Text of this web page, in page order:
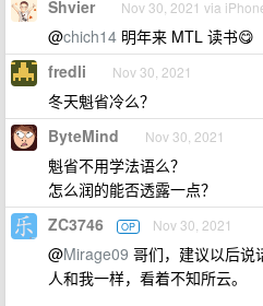
Shvier Nov 30, 2021 via
@chich14 明年来 MTL 读书😋
fredli Nov 30, 2021
冬天魁省冷么？
ByteMind Nov 30, 2021
魁省不用学法语么？
怎么润的能否透露一点？
ZC3746 OP Nov 30, 2021
@Mirage09 哥们，建议以后说
人和我一样，看着不知所云。